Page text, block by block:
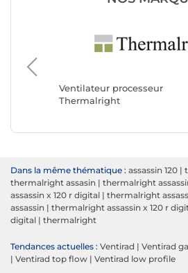
Ventilateur processeur
Thermalright
Dans la même thématique : assassin 120 |
thermalright assasin | thermalright
assassin x 120 r digital | thermalright
assassin | thermalright assassin x 120 r
digital | thermalright
Tendances actuelles : Ventirad | Ventirad
| Ventirad top flow | Ventirad low profile